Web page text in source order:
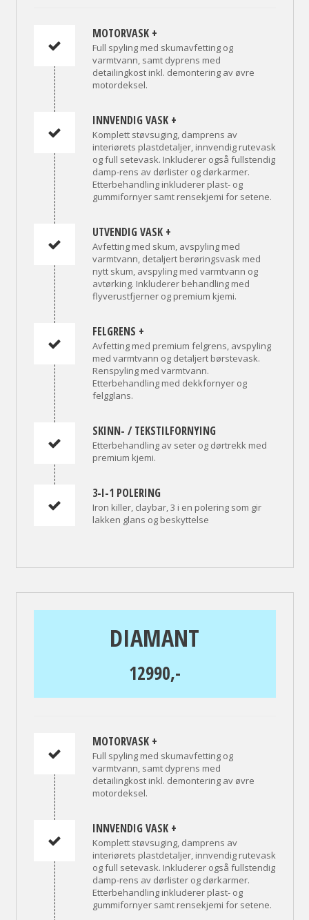
MOTORVASK +
Full spyling med skumavfetting og
varmtvann, samt dyprens med
detailingkost inkl. demontering av øvre
motordeksel.
INNVENDIG VASK +
Komplett støvsuging, damprens av
interiørets plastdetaljer, innvendig rutevask
og full setevask. Inkluderer også fullstendig
damp-rens av dørlister og dørkarmer.
Etterbehandling inkluderer plast- og
gummifornyer samt rensekjemi for setene.
UTVENDIG VASK +
Avfetting med skum, avspyling med
varmtvann, detaljert berøringsvask med
nytt skum, avspyling med varmtvann og
avtørking. Inkluderer behandling med
flyverustfjerner og premium kjemi.
FELGRENS +
Avfetting med premium felgrens, avspyling
med varmtvann og detaljert børstevask.
Renspyling med varmtvann.
Etterbehandling med dekkfornyer og
felgglans.
SKINN- / TEKSTILFORNYING
Etterbehandling av seter og dørtrekk med
premium kjemi.
3-I-1 POLERING
Iron killer, claybar, 3 i en polering som gir
lakken glans og beskyttelse
DIAMANT
12990,-
MOTORVASK +
Full spyling med skumavfetting og
varmtvann, samt dyprens med
detailingkost inkl. demontering av øvre
motordeksel.
INNVENDIG VASK +
Komplett støvsuging, damprens av
interiørets plastdetaljer, innvendig rutevask
og full setevask. Inkluderer også fullstendig
damp-rens av dørlister og dørkarmer.
Etterbehandling inkluderer plast- og
gummifornyer samt rensekjemi for setene.